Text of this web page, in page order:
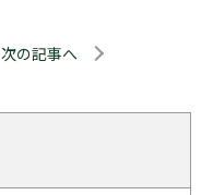
次の記事へ